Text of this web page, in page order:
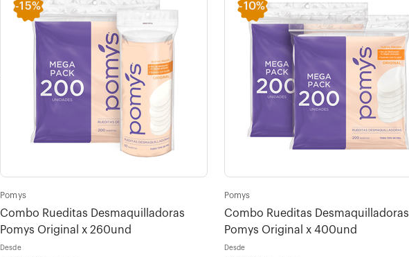
-15%
Pomys
Combo Rueditas Desmaquilladoras
Pomys Original x 260und
Desde
-10%
Pomys
Combo Rueditas Desmaquilladoras
Pomys Original x 400und
Desde